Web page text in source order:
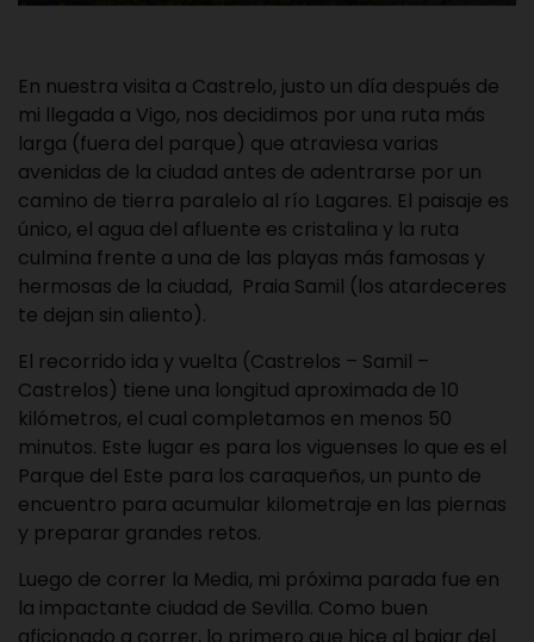
En nuestra visita a Castrelo, justo un día después de
mi llegada a Vigo, nos decidimos por una ruta más
larga (fuera del parque) que atraviesa varias
avenidas de la ciudad antes de adentrarse por un
camino de tierra paralelo al río Lagares. El paisaje es
único, el agua del afluente es cristalina y la ruta
culmina frente a una de las playas más famosas y
hermosas de la ciudad, Praia Samil (los atardeceres
te dejan sin aliento).
El recorrido ida y vuelta (Castrelos – Samil –
Castrelos) tiene una longitud aproximada de 10
kilómetros, el cual completamos en menos 50
minutos. Este lugar es para los viguenses lo que es el
Parque del Este para los caraqueños, un punto de
encuentro para acumular kilometraje en las piernas
y preparar grandes retos.
Luego de correr la Media, mi próxima parada fue en
la impactante ciudad de Sevilla. Como buen